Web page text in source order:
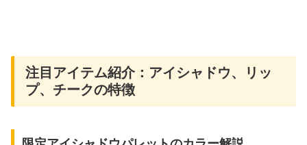
注目アイテム紹介：アイシャドウ、リッ
プ、チークの特徴